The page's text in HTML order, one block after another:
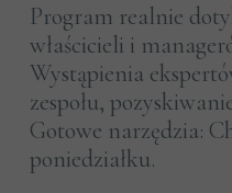
Program realnie
właścicieli i
Wystąpienia
zespołu,
Gotowe narzędzia:
poniedziałku.